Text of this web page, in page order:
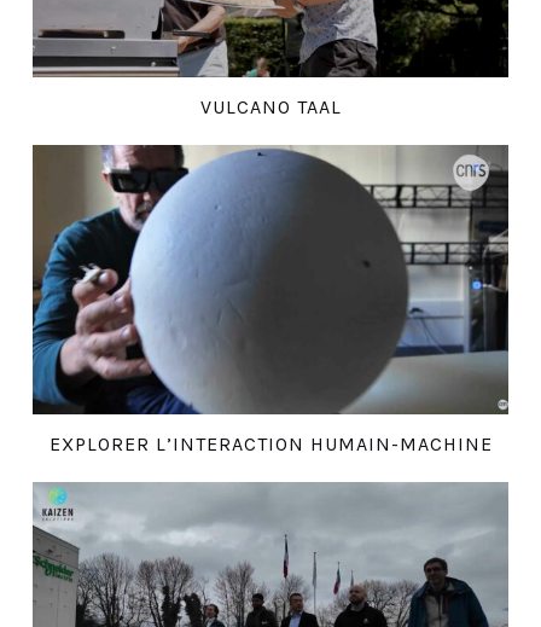
VULCANO TAAL
EXPLORER L’INTERACTION HUMAIN-MACHINE